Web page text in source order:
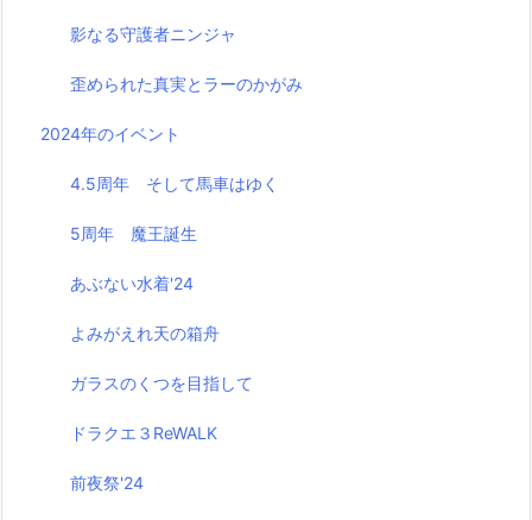
影なる守護者ニンジャ
歪められた真実とラーのかがみ
2024年のイベント
4.5周年 そして馬車はゆく
5周年 魔王誕生
あぶない水着'24
よみがえれ天の箱舟
ガラスのくつを目指して
ドラクエ３ReWALK
前夜祭'24